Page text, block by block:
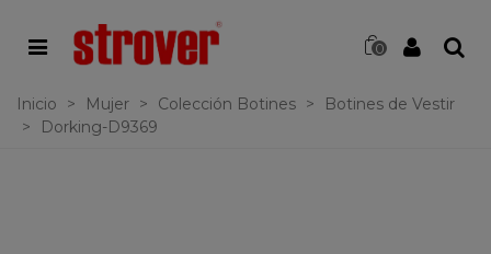
0
Inicio > Mujer > Colección Botines >
Botines de Vestir
>
Dorking-D9369